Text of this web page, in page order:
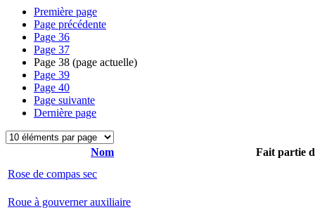
Première page
Page précédente
Page 36
Page 37
Page 38 (page actuelle)
Page 39
Page 40
Page suivante
Dernière page
Nom
Fait partie
Rose de compas sec
Roue à gouverner auxiliaire